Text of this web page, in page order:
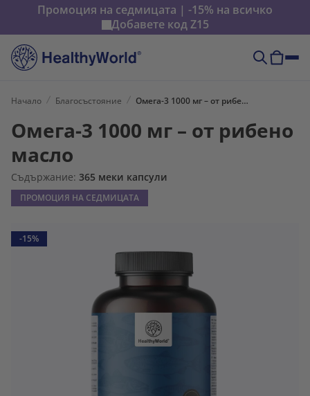
Промоция на седмицата | -15% на всичко
Добавете кодZ15
Начало Благосъстояние Омега-3 1000 мг – от рибено масло
Омега-3 1000 мг – от рибено
масло
Съдържание: 365 меки капсули
ПРОМОЦИЯ НА СЕДМИЦАТА
-15%